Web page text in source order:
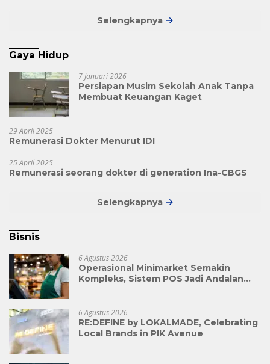
Selengkapnya
Gaya Hidup
7 Januari 2026
Persiapan Musim Sekolah Anak Tanpa
Membuat Keuangan Kaget
29 April 2025
Remunerasi Dokter Menurut IDI
25 April 2025
Remunerasi seorang dokter di generation Ina-CBGS
Selengkapnya
Bisnis
6 Agustus 2026
Operasional Minimarket Semakin
Kompleks, Sistem POS Jadi Andalan
6 Agustus 2026
RE:DEFINE by LOKALMADE, Celebrating
Local Brands in PIK Avenue